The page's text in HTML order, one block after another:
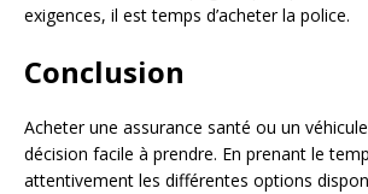
exigences, il est temps d’acheter la police.
Conclusion
Acheter une assurance santé ou un
décision facile à prendre. En prenant le
attentivement les différentes options